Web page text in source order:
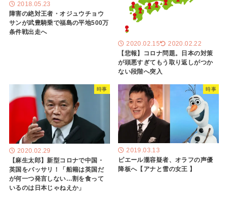
2018.05.23
障害の絶対王者・オジュウチョウ
サンが武豊騎乗で福島の平地500万
条件戦出走へ
2020.02.15 2020.02.22
【悲報】コロナ問題。日本の対策
が頭悪すぎてもう取り返しがつか
ない段階へ突入
時事
2020.02.29
【麻生太郎】新型コロナで中国・
英国をバッサリ！「船籍は英国だ
が何一つ発言しない…割を食って
いるのは日本じゃねえか」
時事
2019.03.13
ピエール瀧容疑者、オラフの声優
降板へ【アナと雪の女王 】